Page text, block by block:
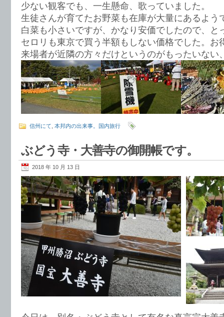
少ない観客でも、一生懸命、歌っていました。
生徒さんが育てたお野菜も在庫が大量にあるよう
白菜も小さいですが、かなり安価でしたので、と
セロリも東京で買う半額もしない価格でした。お
来場者が近隣の方々だけというのがもったいない
信州にて 本邦内の出来事。国内旅行
ぶどう寺・大善寺の御開帳です。
2018 年 10 月 13 日